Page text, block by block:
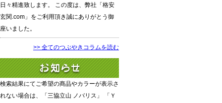
日々精進致します。 この度は、弊社「格安
玄関.com」をご利用頂き誠にありがとう御
座いました。
>> 全てのつぶやきコラムを読む
検索結果にてご希望の商品やカラーが表示さ
れない場合は、「三協立山 ノバリス」 「Ｙ